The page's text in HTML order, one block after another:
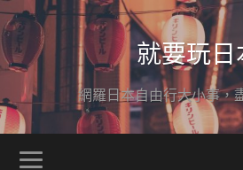
就要玩
網羅日本自由行大小事，